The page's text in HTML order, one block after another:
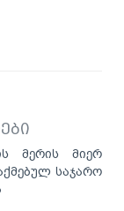
მერის მიერ
საჯარო